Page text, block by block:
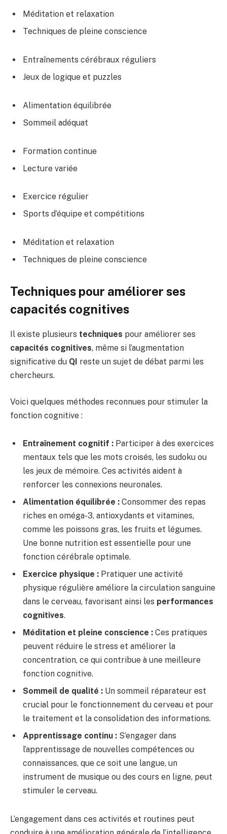
Méditation et relaxation
Techniques de pleine conscience
Entraînements cérébraux réguliers
Jeux de logique et puzzles
Alimentation équilibrée
Sommeil adéquat
Formation continue
Lecture variée
Exercice régulier
Sports d’équipe et compétitions
Méditation et relaxation
Techniques de pleine conscience
Techniques pour améliorer ses
capacités cognitives
Il existe plusieurs techniques pour améliorer ses
capacités cognitives, même si l’augmentation
significative du QI reste un sujet de débat parmi les
chercheurs.
Voici quelques méthodes reconnues pour stimuler la
fonction cognitive :
Entraînement cognitif : Participer à des exercices
mentaux tels que les mots croisés, les sudoku ou
les jeux de mémoire. Ces activités aident à
renforcer les connexions neuronales.
Alimentation équilibrée : Consommer des repas
riches en oméga-3, antioxydants et vitamines,
comme les poissons gras, les fruits et légumes.
Une bonne nutrition est essentielle pour une
fonction cérébrale optimale.
Exercice physique : Pratiquer une activité
physique régulière améliore la circulation sanguine
dans le cerveau, favorisant ainsi les performances
cognitives.
Méditation et pleine conscience : Ces pratiques
peuvent réduire le stress et améliorer la
concentration, ce qui contribue à une meilleure
fonction cognitive.
Sommeil de qualité : Un sommeil réparateur est
crucial pour le fonctionnement du cerveau et pour
le traitement et la consolidation des informations.
Apprentissage continu : S’engager dans
l’apprentissage de nouvelles compétences ou
connaissances, que ce soit une langue, un
instrument de musique ou des cours en ligne, peut
stimuler le cerveau.
L’engagement dans ces activités et routines peut